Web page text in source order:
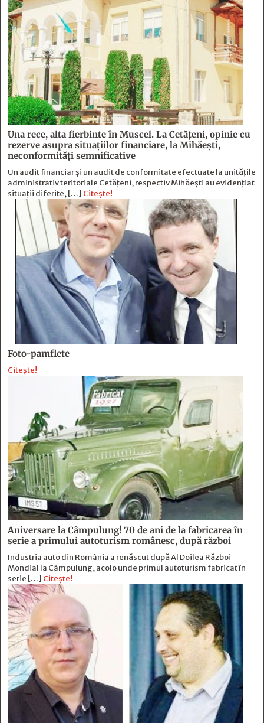
Una rece, alta fierbinte în Muscel. La Cetăţeni, opinie cu
rezerve asupra situaţiilor financiare, la Mihăeşti,
neconformităţi semnificative
Un audit financiar și un audit de conformitate efectuate la unitățile
administrativ teritoriale Cetățeni, respectiv Mihăești au evidențiat
situații diferite, […] Citește!
Foto-pamflete
Citește!
Aniversare la Câmpulung! 70 de ani de la fabricarea în
serie a primului autoturism românesc, după război
Industria auto din România a renăscut după Al Doilea Război
Mondial la Câmpulung, acolo unde primul autoturism fabricat în
serie […] Citește!